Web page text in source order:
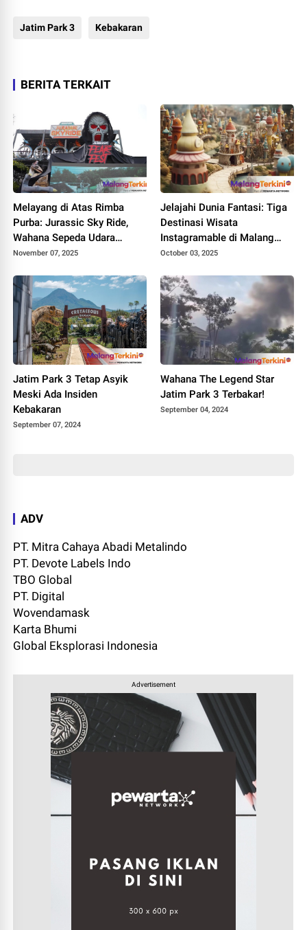
Jatim Park 3 Kebakaran
BERITA TERKAIT
Melayang di Atas Rimba
Purba: Jurassic Sky Ride,
Wahana Sepeda Udara
Terpanjang Ikon Baru Jatim
November 07, 2025
Jelajahi Dunia Fantasi: Tiga
Destinasi Wisata
Instagramable di Malang
yang Bikin Liburan Tak
October 03, 2025
Jatim Park 3 Tetap Asyik
Meski Ada Insiden
Kebakaran
September 07, 2024
Wahana The Legend Star
Jatim Park 3 Terbakar!
September 04, 2024
ADV
PT. Mitra Cahaya Abadi Metalindo
PT. Devote Labels Indo
TBO Global
PT. Digital
Wovendamask
Karta Bhumi
Global Eksplorasi Indonesia
Advertisement